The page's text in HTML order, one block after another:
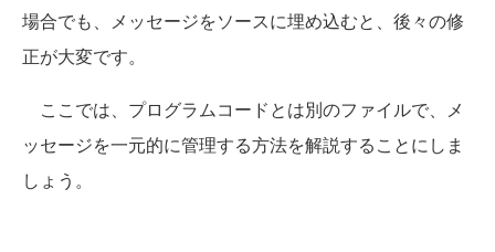
場合でも、メッセージをソースに埋め込むと、後々の修
正が大変です。
ここでは、プログラムコードとは別のファイルで、メ
ッセージを一元的に管理する方法を解説することにしま
しょう。